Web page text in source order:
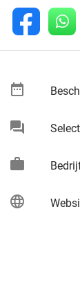
fb whatsapp
date_range
chat
work
language